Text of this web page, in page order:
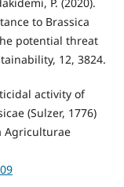
P. (2020).
to Brassica
potential threat
12, 3824.
activity of
(Sulzer, 1776)
Agriculturae